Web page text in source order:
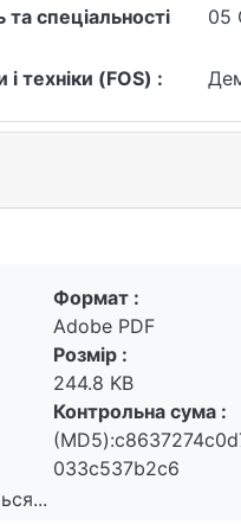
процесів та
міграційних процесів
рекомендації щодо
що міграційна
які стоять
могли б прискорити
та спеціальності
05
і техніки (FOS) :
Формат :
Adobe PDF
Розмір :
244.8 KB
Контрольна сума :
033c537b2c6